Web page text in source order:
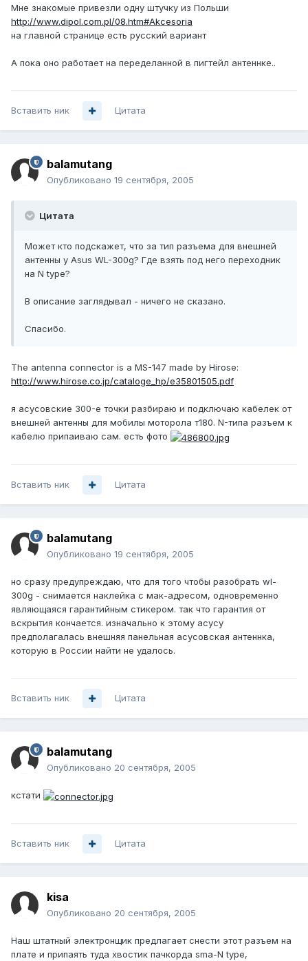
Мне знакомые привезли одну штучку из Польши
http://www.dipol.com.pl/08.htm#Akcesoria
на главной странице есть русский вариант
А пока оно работает на переделанной в пигтейл антеннке..
Вставить ник Цитата
balamutang
Опубликовано 19 сентября, 2005
Цитата
Может кто подскажет, что за тип разъема для внешней
антенны у Asus WL-300g? Где взять под него переходник
на N typе?
В описание заглядывал - ничего не сказано.
Спасибо.
The antenna connector is a MS-147 made by Hirose:
http://www.hirose.co.jp/cataloge_hp/e35801505.pdf
я асусовские 300-е точки разбираю и подключаю кабелек от
внешней антенны для мобилы моторола т180. N-типа разъем к
кабелю припаиваю сам. есть фото
Вставить ник Цитата
balamutang
Опубликовано 19 сентября, 2005
но сразу предупреждаю, что для того чтобы разобрать wl-
300g - снимается наклейка с мак-адресом, одновременно
являющаяся гарантийным стикером. так что гарантия от
вскрытия кончается. изначально к этому асусу
предполагалась внешняя панельная асусовская антеннка,
которую в России найти не удалось.
Вставить ник Цитата
balamutang
Опубликовано 20 сентября, 2005
кстати
Вставить ник Цитата
kisa
Опубликовано 20 сентября, 2005
Наш штатный электронщик предлагает снести этот разъем на
плате и припаять туда хвостик пачкорда sma-N type,